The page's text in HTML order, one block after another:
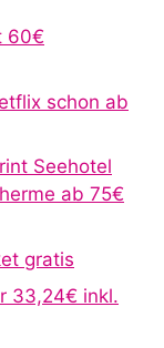
60€
schon ab
Seehotel
ab 75€
gratis
33,24€ inkl.